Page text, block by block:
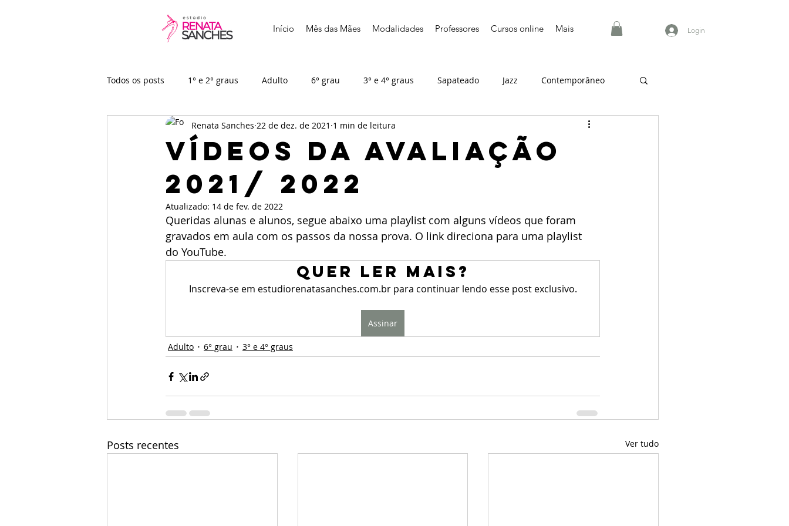
Início Mês das Mães Modalidades Professores Cursos online Mais Login
Todos os posts 1° e 2° graus Adulto 6° grau 3° e 4° graus Sapateado Jazz Contemporâneo
Vídeo-aulas
Vídeos da avaliação
2021/ 2022
Renata Sanches 22 de dez. de 2021 1 min de leitura
Atualizado: 14 de fev. de 2022
Queridas alunas e alunos, segue abaixo uma playlist com alguns vídeos que foram
gravados em aula com os passos da nossa prova. O link direciona para uma playlist
do YouTube.
Quer ler mais?
Inscreva-se em estudiorenatasanches.com.br para continuar lendo esse post exclusivo.
Assinar
Adulto 6° grau 3° e 4° graus
Posts recentes Ver tudo